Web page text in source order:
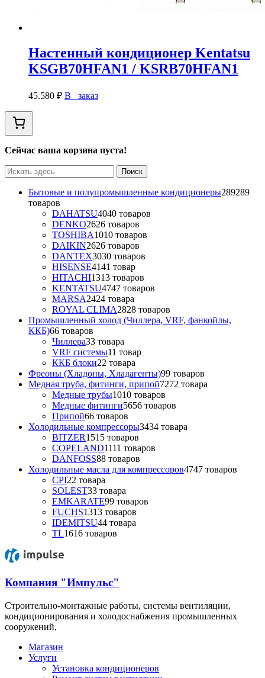
Настенный кондиционер Kentatsu
KSGB70HFAN1 / KSRB70HFAN1
45.580 ₽ В заказ
Сейчас ваша корзина пуста!
Бытовые и полупромышленные кондиционеры289289
товаров
DAHATSU4040 товаров
DENKO2626 товаров
TOSHIBA1010 товаров
DAIKIN2626 товаров
DANTEX3030 товаров
HISENSE4141 товар
HITACHI1313 товаров
KENTATSU4747 товаров
MARSA2424 товара
ROYAL CLIMA2828 товаров
Промышленный холод (Чиллера, VRF, фанкойлы,
ККБ)66 товаров
Чиллера33 товара
VRF системы11 товар
ККБ блоки22 товара
Фреоны (Хладоны, Хладагенты)99 товаров
Медная труба, фитинги, припой7272 товара
Медные трубы1010 товаров
Медные фитинги5656 товаров
Припой66 товаров
Холодильные компрессоры3434 товара
BITZER1515 товаров
COPELAND1111 товаров
DANFOSS88 товаров
Холодильные масла для компрессоров4747 товаров
CPI22 товара
SOLEST33 товара
EMKARATE99 товаров
FUCHS1313 товаров
IDEMITSU44 товара
TL1616 товаров
Компания "Импульс"
Строительно-монтажные работы, системы вентиляции,
кондиционирования и холодоснабжения промышленных
сооружений,
Магазин
Услуги
Установка кондиционеров